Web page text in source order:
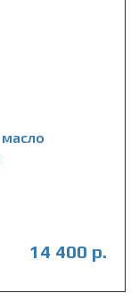
14 400 р.